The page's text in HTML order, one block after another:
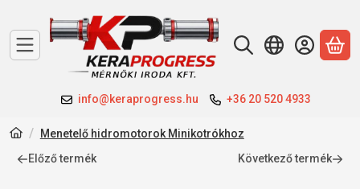
info@keraprogress.hu +36 20 520 4933
A
Menetelő hidromotorok Minikotrókhoz
Előző termék
Következő termék